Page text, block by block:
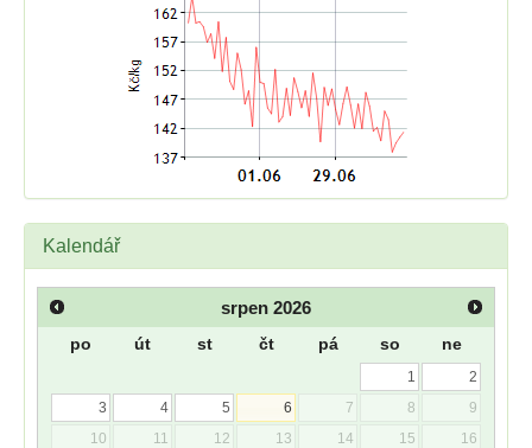
Kalendář
srpen 2026
po út st čt pá so ne
1
2
3
4 5 6 7 8
9
10
11 12 13 14 15
16